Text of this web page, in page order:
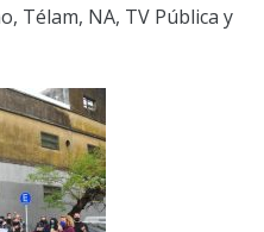
Télam, NA, TV Pública y